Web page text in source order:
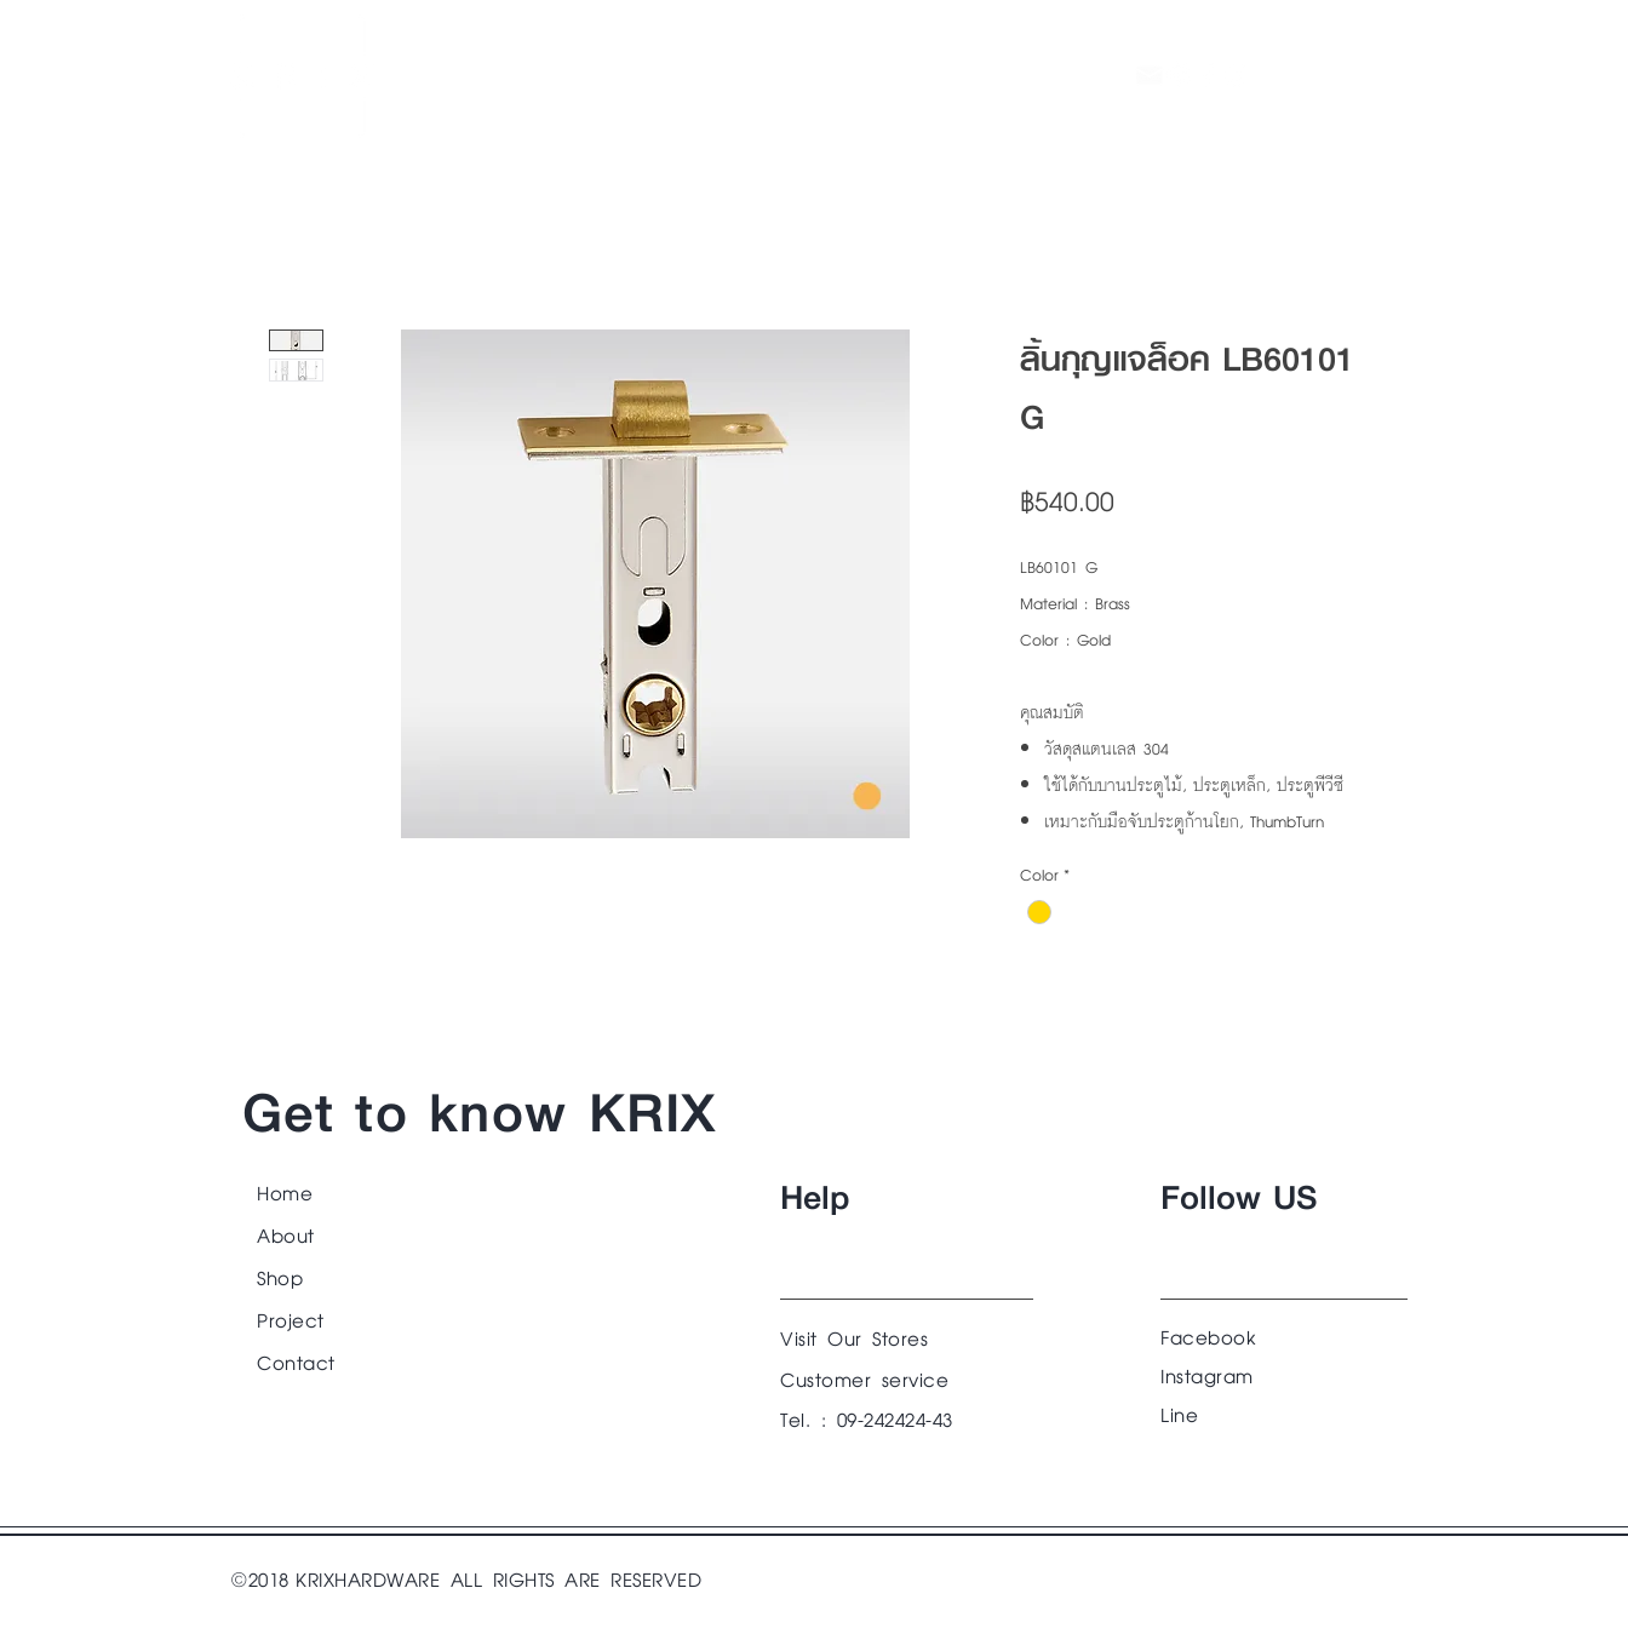
ลิ้นกุญแจล็อค LB60101
G
฿540.00
LB60101 G
Material : Brass
Color : Gold
คุณสมบัติ
วัสดุสแตนเลส 304
ใช้ได้กับบานประตูไม้, ประตูเหล็ก, ประตูพีวีซี
เหมาะกับมือจับประตูก้านโยก, ThumbTurn
Color*
Get to know KRIX
Home
About
Shop
Project
Contact
Help Follow US
Facebook
Instagram
Line
Visit Our Stores
Customer service
Tel. : 09-242424-43
©2018 KRIXHARDWARE ALL RIGHTS ARE RESERVED